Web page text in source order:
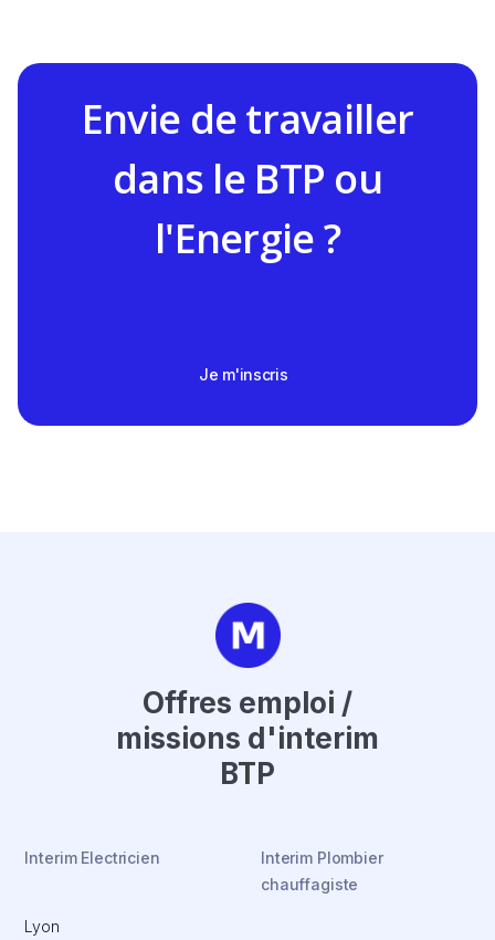
Envie de travailler
dans le BTP ou
l'Energie ?
Je m'inscris
Offres emploi /
missions d'interim
BTP
Interim Electricien
Lyon
Interim Plombier
chauffagiste